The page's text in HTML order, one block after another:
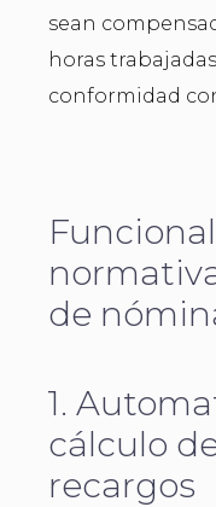
sean
horas
conformidad
de
1.
cálculo
recargos